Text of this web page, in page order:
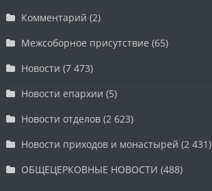
Комментарий (2)
Межсоборное присутствие (65)
Новости (7 473)
Новости епархии (5)
Новости отделов (2 623)
Новости приходов и монастырей (2 431)
ОБЩЕЦЕРКОВНЫЕ НОВОСТИ (488)